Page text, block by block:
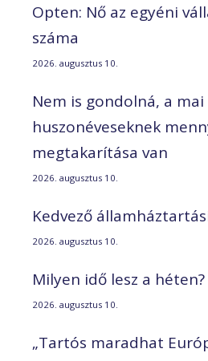
Opten: Nő az egyéni
száma
2026. augusztus 10.
Nem is gondolná, a mai
huszonéveseknek
megtakarítása van
2026. augusztus 10.
Kedvező
2026. augusztus 10.
Milyen idő lesz a héten?
2026. augusztus 10.
„Tartós maradhat